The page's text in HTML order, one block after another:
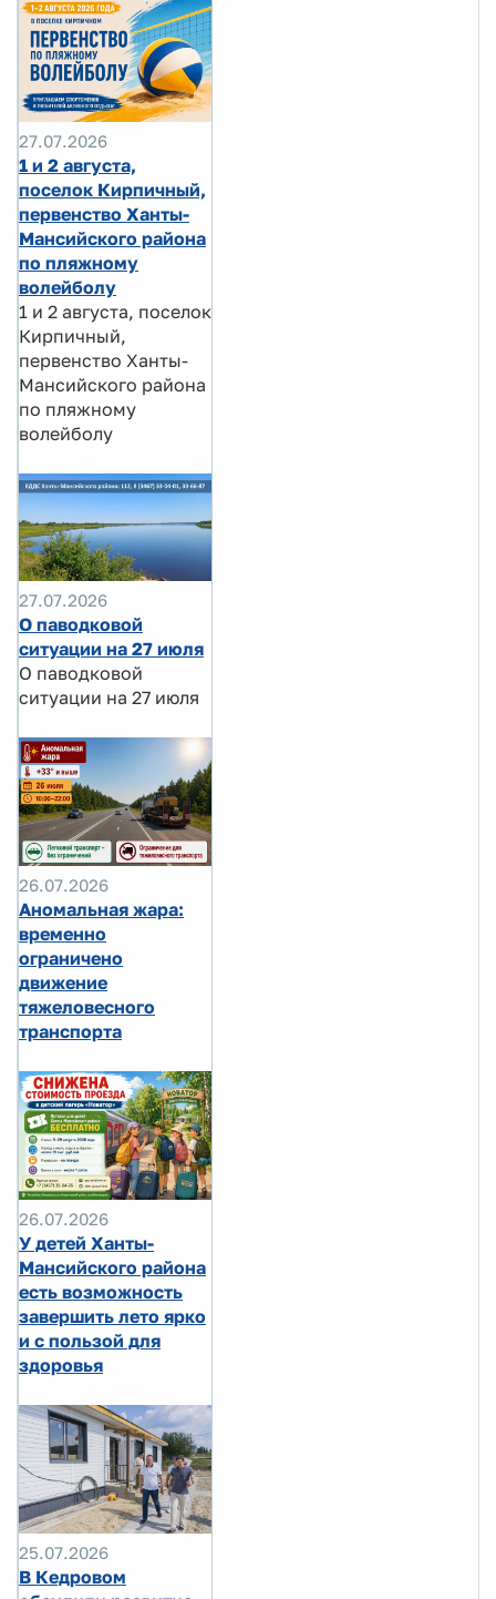
27.07.2026
1 и 2 августа,
поселок Кирпичный,
первенство Ханты-
Мансийского района
по пляжному
волейболу
1 и 2 августа, поселок
Кирпичный,
первенство Ханты-
Мансийского района
по пляжному
волейболу
27.07.2026
О паводковой
ситуации на 27 июля
О паводковой
ситуации на 27 июля
26.07.2026
Аномальная жара:
временно
ограничено
движение
тяжеловесного
транспорта
26.07.2026
У детей Ханты-
Мансийского района
есть возможность
завершить лето ярко
и с пользой для
здоровья
25.07.2026
В Кедровом